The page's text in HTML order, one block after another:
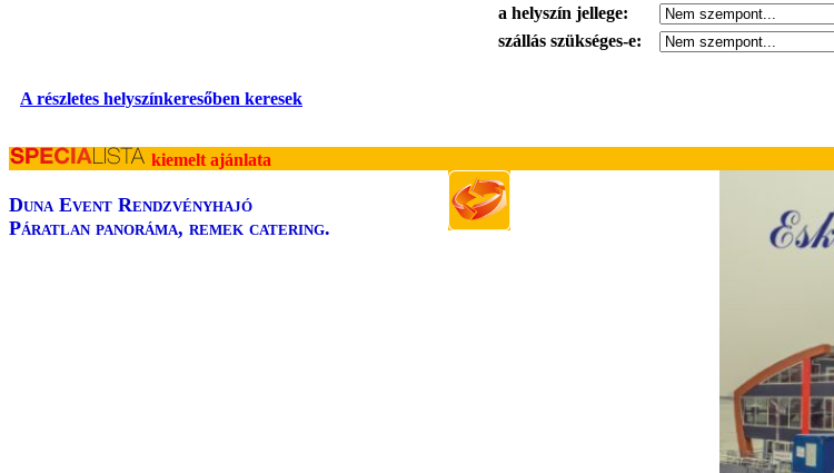
a helyszín jellege:
szállás szükséges-e:
A részletes helyszínkeresőben keresek
kiemelt ajánlata
Duna Event Rendzvényhajó
Páratlan panoráma, remek catering.